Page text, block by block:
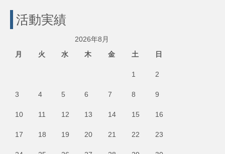
活動実績
2026年8月
月
火 水 木 金 土 日
1 2
3 4 5 6 7 8 9
10 11 12 13 14 15 16
17 18 19 20 21 22 23